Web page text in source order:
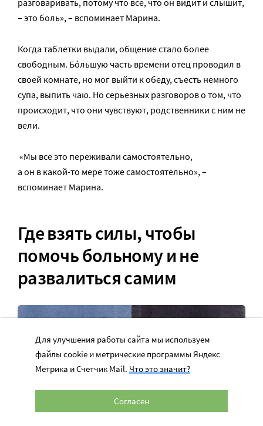
– это боль», – вспоминает Марина.
Когда таблетки выдали, общение стало более
свободным. Бо́льшую часть времени отец проводил в
своей комнате, но мог выйти к обеду, съесть немного
супа, выпить чаю. Но серьезных разговоров о том, что
происходит, что они чувствуют, родственники с ним не
вели.
«Мы все это переживали самостоятельно,
а он в какой-то мере тоже самостоятельно», –
вспоминает Марина.
Где взять силы, чтобы
помочь больному и не
развалиться самим
Для улучшения работы сайта мы используем
файлы cookie и метрические программы Яндекс
Метрика и Счетчик Mail. Что это значит?
Согласен